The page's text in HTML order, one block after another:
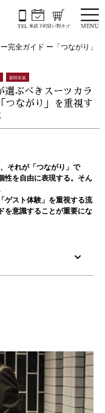
完全ガイド ー「つながり」
新郎衣装
選ぶべきスーツカラ
つながり」を重視す
それが「つながり」で
性を自由に表現する。そん
ゲスト体験」を重視する流
を意識することが重要にな